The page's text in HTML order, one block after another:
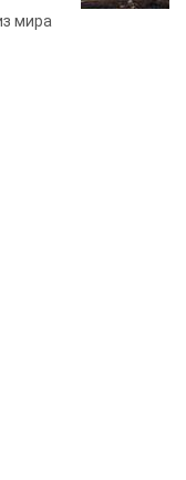
мира